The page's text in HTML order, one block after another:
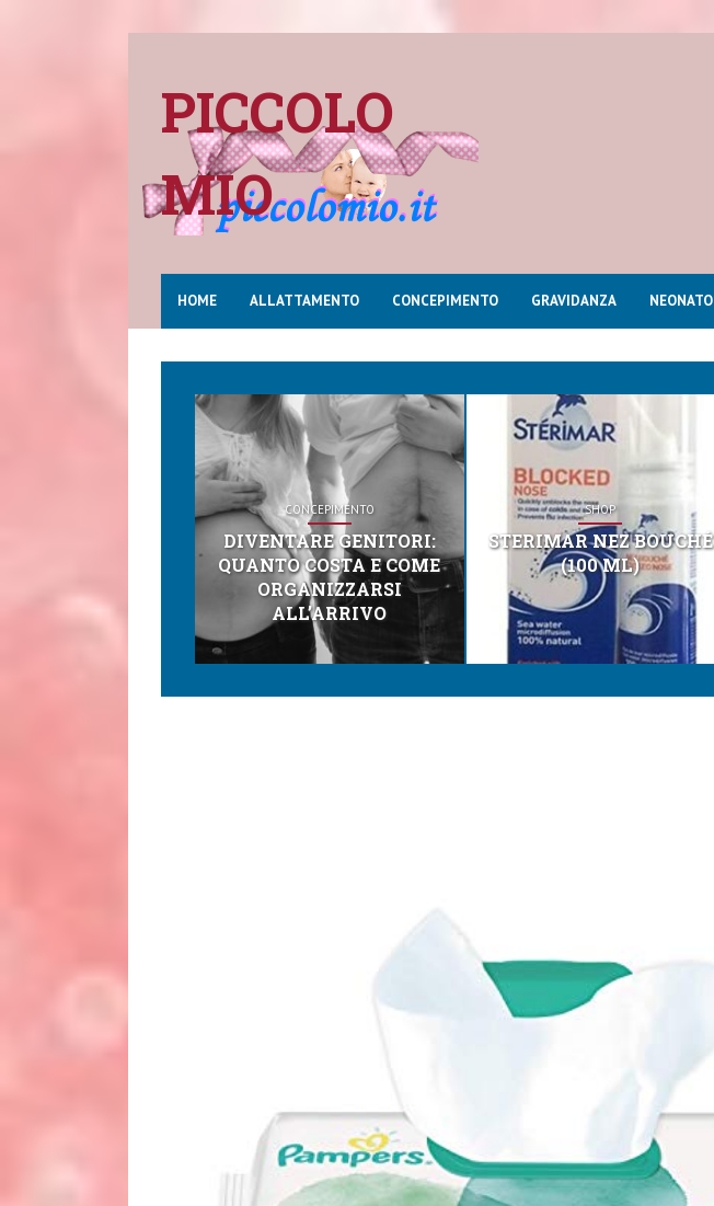
PICCOLO
MIO
HOME ALLATTAMENTO CONCEPIMENTO GRAVIDANZA NEONATO
CONCEPIMENTO
DIVENTARE GENITORI:
QUANTO COSTA E COME
ORGANIZZARSI
ALL’ARRIVO
SHOP
STERIMAR NEZ BOUCHÉ
(100 ML)